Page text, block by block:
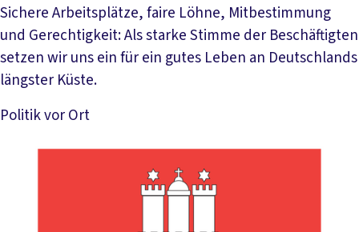
Sichere Arbeitsplätze, faire Löhne, Mitbestimmung
und Gerechtigkeit: Als starke Stimme der Beschäftigten
setzen wir uns ein für ein gutes Leben an Deutschlands
längster Küste.
Politik vor Ort
Mehr lesen